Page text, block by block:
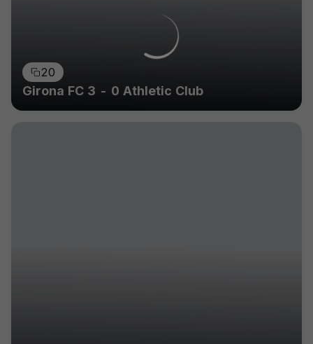
20
Girona FC 3 - 0 Athletic Club